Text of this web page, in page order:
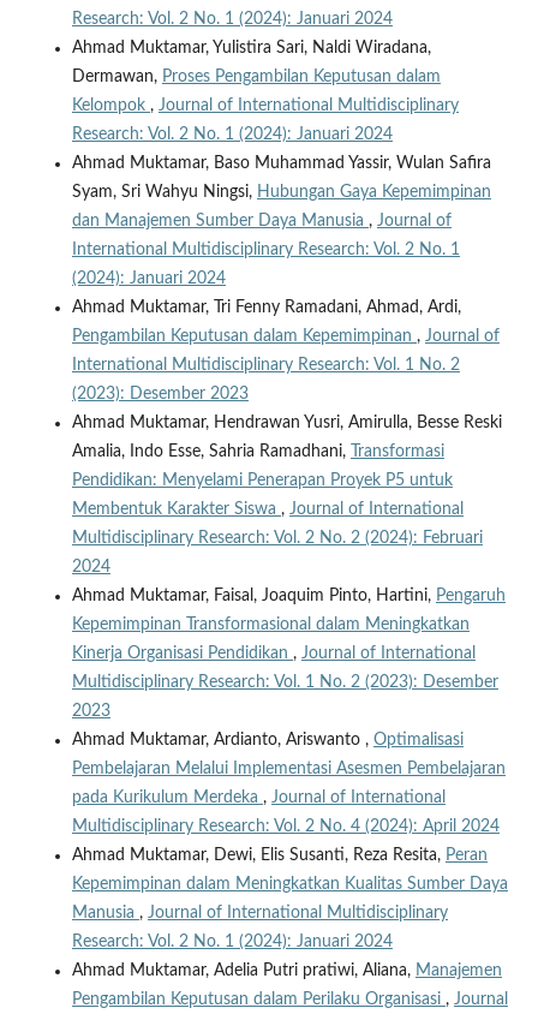
Research: Vol. 2 No. 1 (2024): Januari 2024
Ahmad Muktamar, Yulistira Sari, Naldi Wiradana,
Dermawan, Proses Pengambilan Keputusan dalam
Kelompok , Journal of International Multidisciplinary
Research: Vol. 2 No. 1 (2024): Januari 2024
Ahmad Muktamar, Baso Muhammad Yassir, Wulan Safira
Syam, Sri Wahyu Ningsi, Hubungan Gaya Kepemimpinan
dan Manajemen Sumber Daya Manusia , Journal of
International Multidisciplinary Research: Vol. 2 No. 1
(2024): Januari 2024
Ahmad Muktamar, Tri Fenny Ramadani, Ahmad, Ardi,
Pengambilan Keputusan dalam Kepemimpinan , Journal of
International Multidisciplinary Research: Vol. 1 No. 2
(2023): Desember 2023
Ahmad Muktamar, Hendrawan Yusri, Amirulla, Besse Reski
Amalia, Indo Esse, Sahria Ramadhani,
Transformasi
Pendidikan: Menyelami Penerapan Proyek P5 untuk
Membentuk Karakter Siswa , Journal of International
Multidisciplinary Research: Vol. 2 No. 2 (2024): Februari
2024
Ahmad Muktamar, Faisal, Joaquim Pinto, Hartini, Pengaruh
Kepemimpinan Transformasional dalam Meningkatkan
Kinerja Organisasi Pendidikan , Journal of International
Multidisciplinary Research: Vol. 1 No. 2 (2023): Desember
2023
Ahmad Muktamar, Ardianto, Ariswanto , Optimalisasi
Pembelajaran Melalui Implementasi Asesmen Pembelajaran
pada Kurikulum Merdeka , Journal of International
Multidisciplinary Research: Vol. 2 No. 4 (2024): April 2024
Ahmad Muktamar, Dewi, Elis Susanti, Reza Resita, Peran
Kepemimpinan dalam Meningkatkan Kualitas Sumber Daya
Manusia , Journal of International Multidisciplinary
Research: Vol. 2 No. 1 (2024): Januari 2024
Ahmad Muktamar, Adelia Putri pratiwi, Aliana, Manajemen
Pengambilan Keputusan dalam Perilaku Organisasi , Journal